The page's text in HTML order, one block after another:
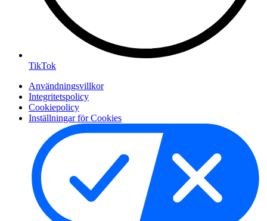
TikTok
Användningsvillkor
Integritetspolicy
Cookiepolicy
Inställningar för Cookies